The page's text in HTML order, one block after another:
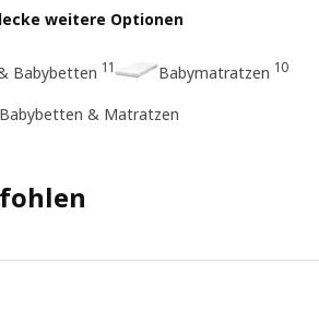
weitere Optionen
Babybetten 11 Babymatratzen 10
& Matratzen